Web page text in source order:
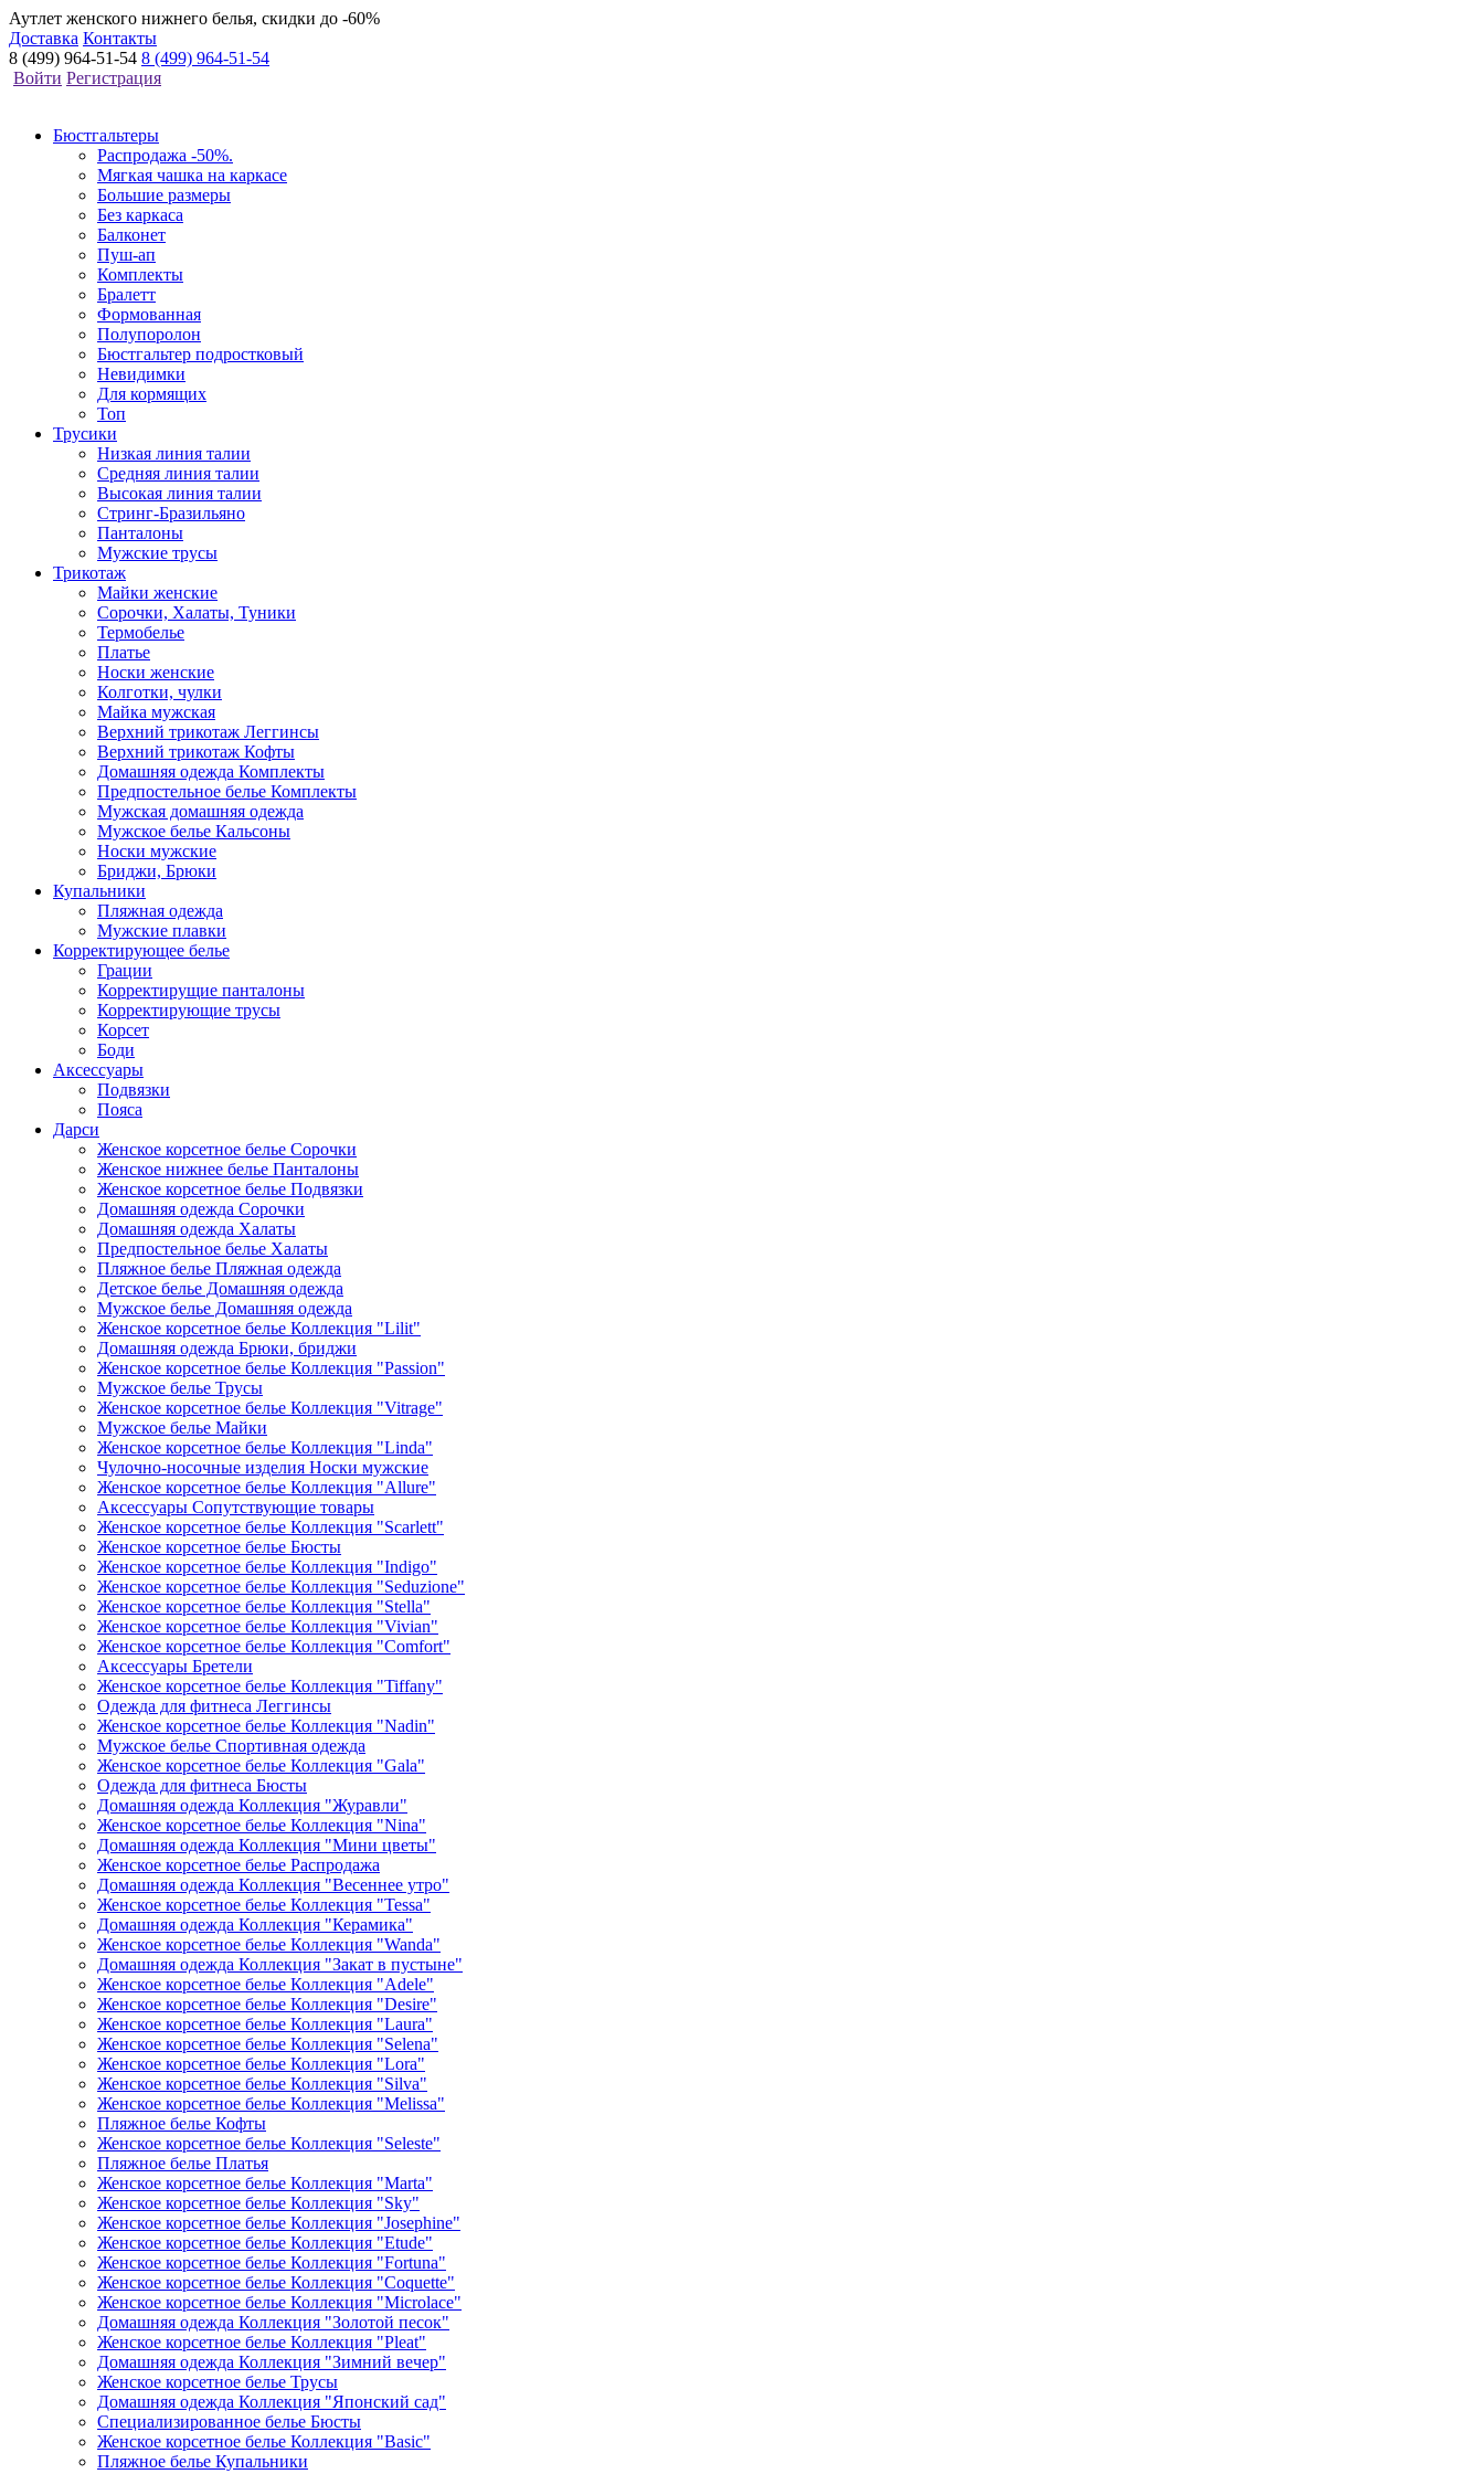
Аутлет женского нижнего белья, скидки до -60%
Доставка Контакты
8 (499) 964-51-54 8 (499) 964-51-54
Войти Регистрация
Бюстгальтеры
Распродажа -50%.
Мягкая чашка на каркасе
Большие размеры
Без каркаса
Балконет
Пуш-ап
Комплекты
Бралетт
Формованная
Полупоролон
Бюстгальтер подростковый
Невидимки
Для кормящих
Топ
Трусики
Низкая линия талии
Средняя линия талии
Высокая линия талии
Стринг-Бразильяно
Панталоны
Мужские трусы
Трикотаж
Майки женские
Сорочки, Халаты, Туники
Термобелье
Платье
Носки женские
Колготки, чулки
Майка мужская
Верхний трикотаж Леггинсы
Верхний трикотаж Кофты
Домашняя одежда Комплекты
Предпостельное белье Комплекты
Мужская домашняя одежда
Мужское белье Кальсоны
Носки мужские
Бриджи, Брюки
Купальники
Пляжная одежда
Мужские плавки
Корректирующее белье
Грации
Корректирущие панталоны
Корректирующие трусы
Корсет
Боди
Аксессуары
Подвязки
Пояса
Дарси
Женское корсетное белье Сорочки
Женское нижнее белье Панталоны
Женское корсетное белье Подвязки
Домашняя одежда Сорочки
Домашняя одежда Халаты
Предпостельное белье Халаты
Пляжное белье Пляжная одежда
Детское белье Домашняя одежда
Мужское белье Домашняя одежда
Женское корсетное белье Коллекция "Lilit"
Домашняя одежда Брюки, бриджи
Женское корсетное белье Коллекция "Passion"
Мужское белье Трусы
Женское корсетное белье Коллекция "Vitrage"
Мужское белье Майки
Женское корсетное белье Коллекция "Linda"
Чулочно-носочные изделия Носки мужские
Женское корсетное белье Коллекция "Allure"
Аксессуары Сопутствующие товары
Женское корсетное белье Коллекция "Scarlett"
Женское корсетное белье Бюсты
Женское корсетное белье Коллекция "Indigo"
Женское корсетное белье Коллекция "Seduzione"
Женское корсетное белье Коллекция "Stella"
Женское корсетное белье Коллекция "Vivian"
Женское корсетное белье Коллекция "Comfort"
Аксессуары Бретели
Женское корсетное белье Коллекция "Tiffany"
Одежда для фитнеса Леггинсы
Женское корсетное белье Коллекция "Nadin"
Мужское белье Спортивная одежда
Женское корсетное белье Коллекция "Gala"
Одежда для фитнеса Бюсты
Домашняя одежда Коллекция "Журавли"
Женское корсетное белье Коллекция "Nina"
Домашняя одежда Коллекция "Мини цветы"
Женское корсетное белье Распродажа
Домашняя одежда Коллекция "Весеннее утро"
Женское корсетное белье Коллекция "Tessa"
Домашняя одежда Коллекция "Керамика"
Женское корсетное белье Коллекция "Wanda"
Домашняя одежда Коллекция "Закат в пустыне"
Женское корсетное белье Коллекция "Adele"
Женское корсетное белье Коллекция "Desire"
Женское корсетное белье Коллекция "Laura"
Женское корсетное белье Коллекция "Selena"
Женское корсетное белье Коллекция "Lora"
Женское корсетное белье Коллекция "Silva"
Женское корсетное белье Коллекция "Melissa"
Пляжное белье Кофты
Женское корсетное белье Коллекция "Seleste"
Пляжное белье Платья
Женское корсетное белье Коллекция "Marta"
Женское корсетное белье Коллекция "Sky"
Женское корсетное белье Коллекция "Josephine"
Женское корсетное белье Коллекция "Etude"
Женское корсетное белье Коллекция "Fortuna"
Женское корсетное белье Коллекция "Coquette"
Женское корсетное белье Коллекция "Microlace"
Домашняя одежда Коллекция "Золотой песок"
Женское корсетное белье Коллекция "Pleat"
Домашняя одежда Коллекция "Зимний вечер"
Женское корсетное белье Трусы
Домашняя одежда Коллекция "Японский сад"
Специализированное белье Бюсты
Женское корсетное белье Коллекция "Basic"
Пляжное белье Купальники